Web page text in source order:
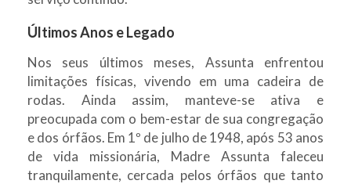
Últimos Anos e Legado
Nos seus últimos meses, Assunta enfrentou
limitações físicas, vivendo em uma cadeira de
rodas. Ainda assim, manteve-se ativa e
preocupada com o bem-estar de sua congregação
e dos órfãos. Em 1º de julho de 1948, após 53 anos
de vida missionária, Madre Assunta faleceu
tranquilamente, cercada pelos órfãos que tanto